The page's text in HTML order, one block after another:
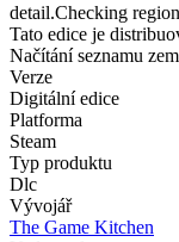
detail.Checking
Tato edice je
Načítání seznamu
Verze
Digitální edice
Platforma
Steam
Typ produktu
Dlc
Vývojář
The Game Kitchen